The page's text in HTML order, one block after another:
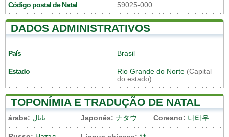
Código postal de Natal 59025-000
DADOS ADMINISTRATIVOS
País Brasil
Estado Rio Grande do Norte (Capital
do estado)
TOPONÍMIA E TRADUÇÃO DE NATAL
árabe: ناتال Japonês: ナタウ Coreano: 나타우